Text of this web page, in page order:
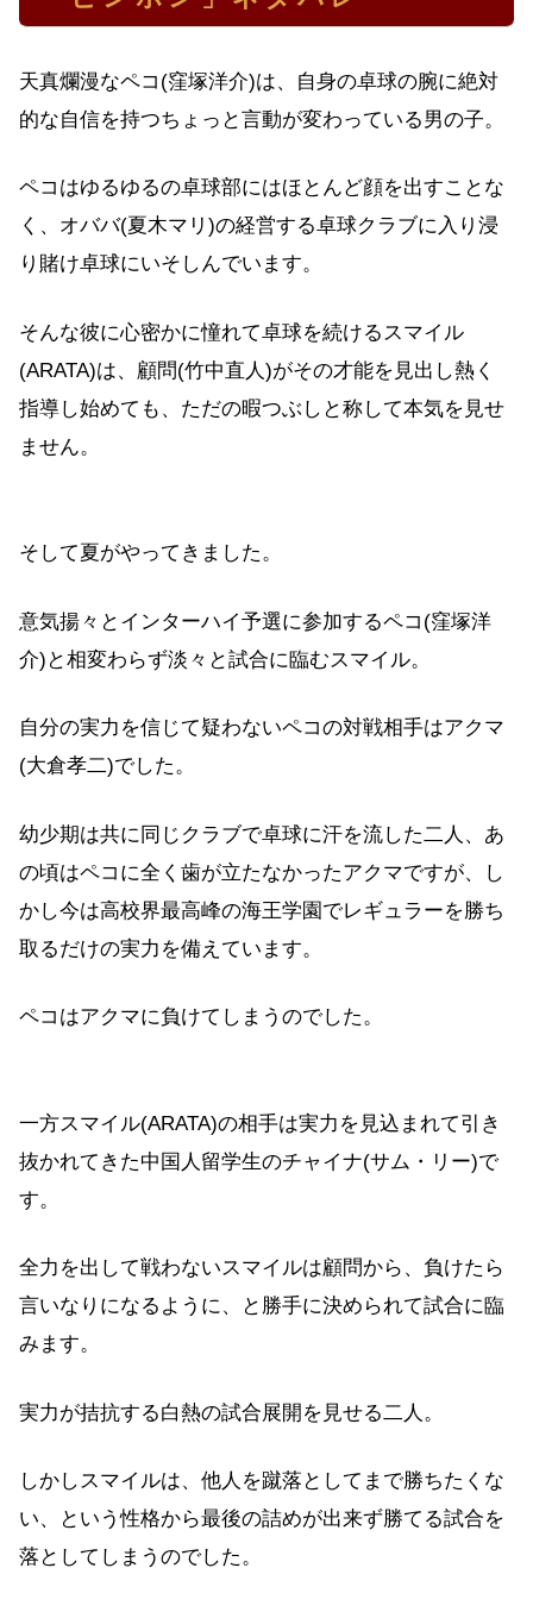
天真爛漫なペコ(窪塚洋介)は、自身の卓球の腕に絶対
的な自信を持つちょっと言動が変わっている男の子。
ペコはゆるゆるの卓球部にはほとんど顔を出すことな
く、オババ(夏木マリ)の経営する卓球クラブに入り浸
り賭け卓球にいそしんでいます。
そんな彼に心密かに憧れて卓球を続けるスマイル
(ARATA)は、顧問(竹中直人)がその才能を見出し熱く
指導し始めても、ただの暇つぶしと称して本気を見せ
ません。
そして夏がやってきました。
意気揚々とインターハイ予選に参加するペコ(窪塚洋
介)と相変わらず淡々と試合に臨むスマイル。
自分の実力を信じて疑わないペコの対戦相手はアクマ
(大倉孝二)でした。
幼少期は共に同じクラブで卓球に汗を流した二人、あ
の頃はペコに全く歯が立たなかったアクマですが、し
かし今は高校界最高峰の海王学園でレギュラーを勝ち
取るだけの実力を備えています。
ペコはアクマに負けてしまうのでした。
一方スマイル(ARATA)の相手は実力を見込まれて引き
抜かれてきた中国人留学生のチャイナ(サム・リー)で
す。
全力を出して戦わないスマイルは顧問から、負けたら
言いなりになるように、と勝手に決められて試合に臨
みます。
実力が拮抗する白熱の試合展開を見せる二人。
しかしスマイルは、他人を蹴落としてまで勝ちたくな
い、という性格から最後の詰めが出来ず勝てる試合を
落としてしまうのでした。